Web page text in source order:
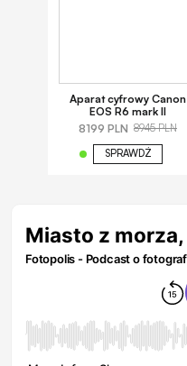
Aparat cyfrowy Canon
EOS R6 mark II
8199 PLN 8945 PLN
SPRAWDŹ